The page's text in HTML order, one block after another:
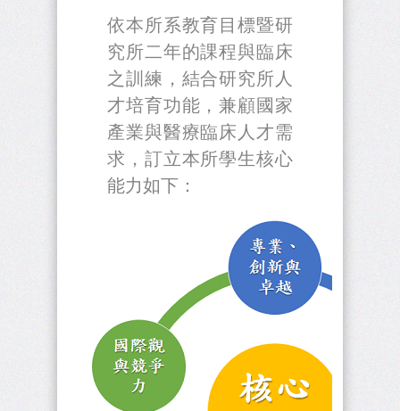
依本所系教育目標暨研
究所二年的課程與臨床
之訓練，結合研究所人
才培育功能，兼顧國家
產業與醫療臨床人才需
求，訂立本所學生核心
能力如下：